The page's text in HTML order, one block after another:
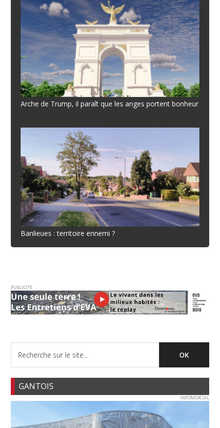
Arche de Trump, il paraît que les anges portent bonheur
Banlieues : territoire ennemi ?
PUBLICITE
GANTOIS
INFOMERCIAL